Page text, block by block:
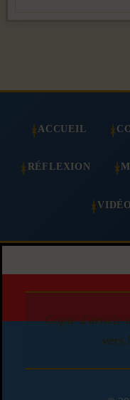
ACCUEIL
RÉFLEXION
Copie d'article
vers